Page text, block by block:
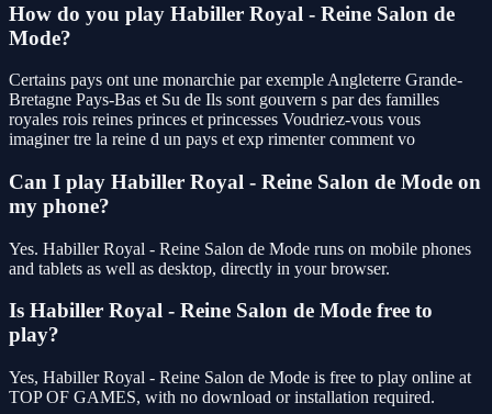
How do you play Habiller Royal - Reine Salon de
Mode?
Certains pays ont une monarchie par exemple Angleterre Grande-
Bretagne Pays-Bas et Su de Ils sont gouvern s par des familles
royales rois reines princes et princesses Voudriez-vous vous
imaginer tre la reine d un pays et exp rimenter comment vo
Can I play Habiller Royal - Reine Salon de Mode on
my phone?
Yes. Habiller Royal - Reine Salon de Mode runs on mobile phones
and tablets as well as desktop, directly in your browser.
Is Habiller Royal - Reine Salon de Mode free to
play?
Yes, Habiller Royal - Reine Salon de Mode is free to play online at
TOP OF GAMES, with no download or installation required.